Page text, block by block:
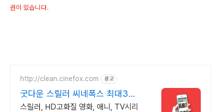
권이 있습니다.
http://clean.cinefox.com 광고
굿다운 스릴러 씨네폭스 최대3만
원+10%추가적립
스릴러, HD고화질 영화, 애니, TV시리